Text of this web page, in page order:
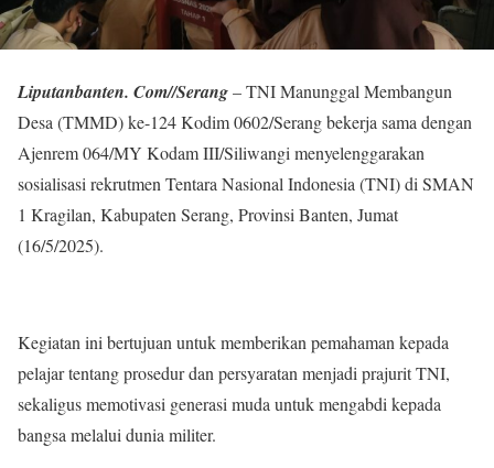
Liputanbanten. Com//Serang– TNI Manunggal Membangun
Desa (TMMD) ke-124 Kodim 0602/Serang bekerja sama dengan
Ajenrem 064/MY Kodam III/Siliwangi menyelenggarakan
sosialisasi rekrutmen Tentara Nasional Indonesia (TNI) di SMAN
1 Kragilan, Kabupaten Serang, Provinsi Banten, Jumat
(16/5/2025).
Kegiatan ini bertujuan untuk memberikan pemahaman kepada
pelajar tentang prosedur dan persyaratan menjadi prajurit TNI,
sekaligus memotivasi generasi muda untuk mengabdi kepada
bangsa melalui dunia militer.